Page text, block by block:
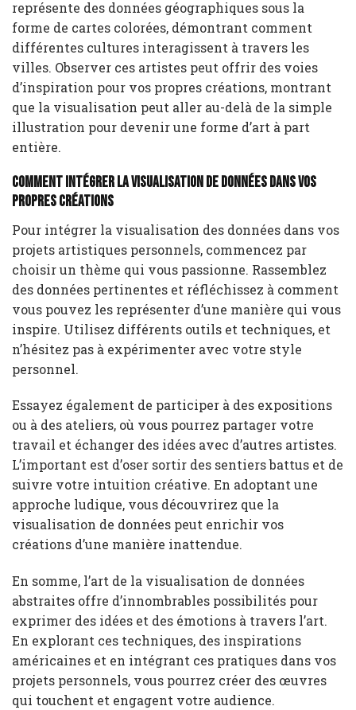
représente des données géographiques sous la
forme de cartes colorées, démontrant comment
différentes cultures interagissent à travers les
villes. Observer ces artistes peut offrir des voies
d’inspiration pour vos propres créations, montrant
que la visualisation peut aller au-delà de la simple
illustration pour devenir une forme d’art à part
entière.
Comment intégrer la visualisation de données dans vos
propres créations
Pour intégrer la visualisation des données dans vos
projets artistiques personnels, commencez par
choisir un thème qui vous passionne. Rassemblez
des données pertinentes et réfléchissez à comment
vous pouvez les représenter d’une manière qui vous
inspire. Utilisez différents outils et techniques, et
n’hésitez pas à expérimenter avec votre style
personnel.
Essayez également de participer à des expositions
ou à des ateliers, où vous pourrez partager votre
travail et échanger des idées avec d’autres artistes.
L’important est d’oser sortir des sentiers battus et de
suivre votre intuition créative. En adoptant une
approche ludique, vous découvrirez que la
visualisation de données peut enrichir vos
créations d’une manière inattendue.
En somme, l’art de la visualisation de données
abstraites offre d’innombrables possibilités pour
exprimer des idées et des émotions à travers l’art.
En explorant ces techniques, des inspirations
américaines et en intégrant ces pratiques dans vos
projets personnels, vous pourrez créer des œuvres
qui touchent et engagent votre audience.